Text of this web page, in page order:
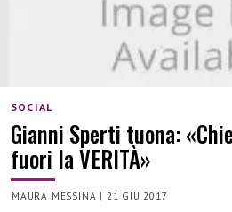
SOCIAL
Gianni Sperti tuona:
fuori la VERITÀ»
MAURA MESSINA | 21 GIU 2017